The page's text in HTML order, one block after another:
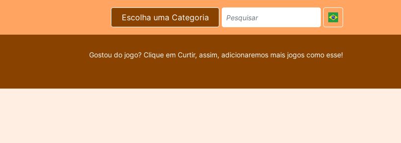
Escolha uma Categoria
Gostou do jogo? Clique em Curtir, assim, adicionaremos mais jogos como esse!